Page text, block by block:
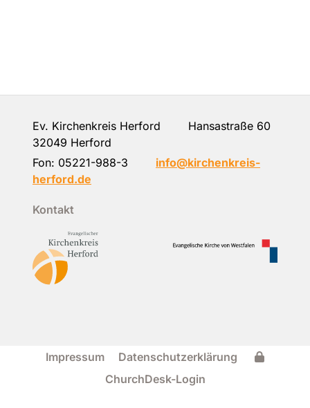
Ev. Kirchenkreis Herford Hansastraße 60
32049 Herford
Fon: 05221-988-3
info@kirchenkreis-
herford.de
Kontakt
Impressum
Datenschutzerklärung
ChurchDesk-Login